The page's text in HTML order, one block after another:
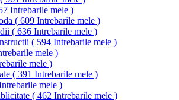
Intrebarile mele )
( 609 Intrebarile mele )
( 636 Intrebarile mele )
( 594 Intrebarile mele )
mele )
mele )
( 391 Intrebarile mele )
mele )
( 462 Intrebarile mele )